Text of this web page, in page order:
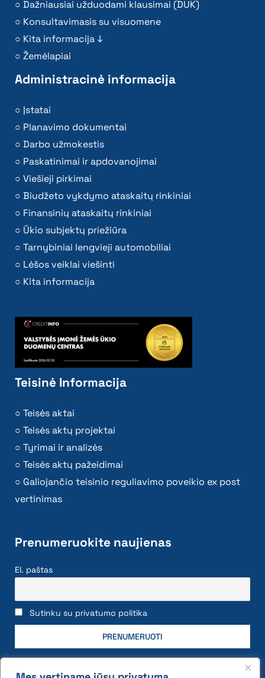
Dažniausiai užduodami klausimai (DUK)
Konsultavimasis su visuomene
Kita informacija ↓
Žemėlapiai
Administracinė informacija
Įstatai
Planavimo dokumentai
Darbo užmokestis
Paskatinimai ir apdovanojimai
Viešieji pirkimai
Biudžeto vykdymo ataskaitų rinkiniai
Finansinių ataskaitų rinkiniai
Ūkio subjektų priežiūra
Tarnybiniai lengvieji automobiliai
Lėšos veiklai viešinti
Kita informacija
Teisinė Informacija
Teisės aktai
Teisės aktų projektai
Tyrimai ir analizės
Teisės aktų pažeidimai
Galiojančio teisinio reguliavimo poveikio ex post
vertinimas
Prenumeruokite naujienas
El. paštas
Sutinku su privatumo politika